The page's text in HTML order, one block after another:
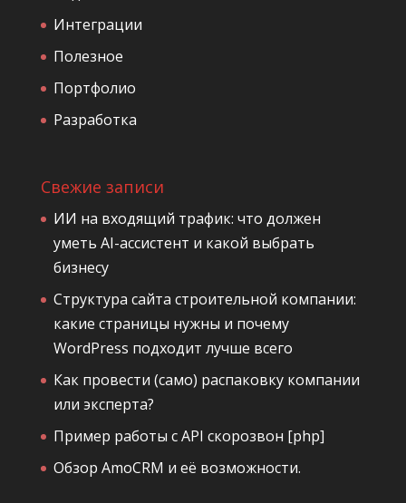
Интеграции
Полезное
Портфолио
Разработка
Свежие записи
ИИ на входящий трафик: что должен
уметь AI-ассистент и какой выбрать
бизнесу
Структура сайта строительной компании:
какие страницы нужны и почему
WordPress подходит лучше всего
Как провести (само) распаковку компании
или эксперта?
Пример работы с API скорозвон [php]
Обзор AmoCRM и её возможности.